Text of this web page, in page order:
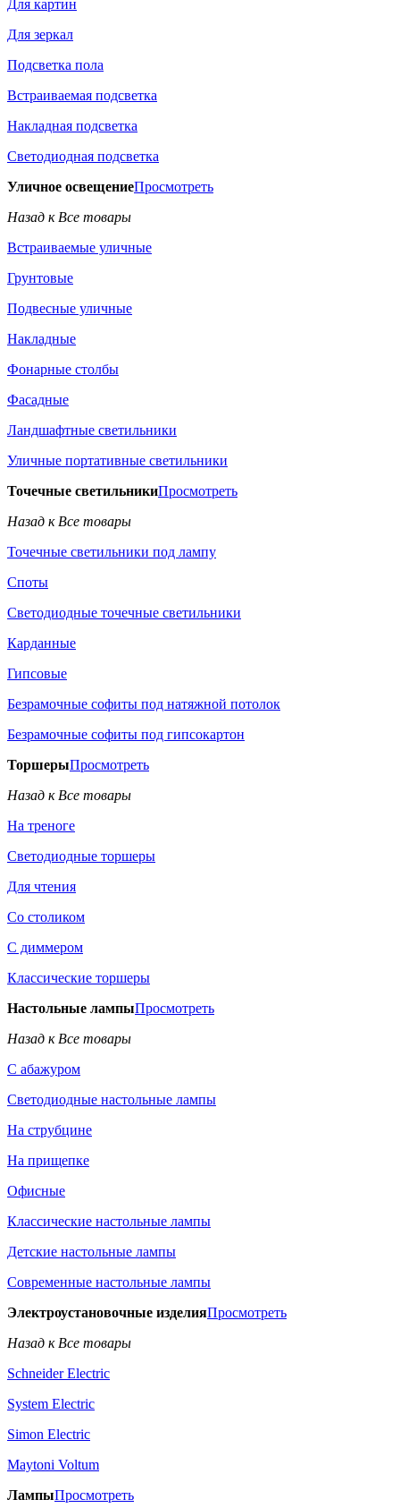
Для картин
Для зеркал
Подсветка пола
Встраиваемая подсветка
Накладная подсветка
Светодиодная подсветка
Уличное освещениеПросмотреть
Назад к Все товары
Встраиваемые уличные
Грунтовые
Подвесные уличные
Накладные
Фонарные столбы
Фасадные
Ландшафтные светильники
Уличные портативные светильники
Точечные светильникиПросмотреть
Назад к Все товары
Точечные светильники под лампу
Споты
Светодиодные точечные светильники
Карданные
Гипсовые
Безрамочные софиты под натяжной потолок
Безрамочные софиты под гипсокартон
ТоршерыПросмотреть
Назад к Все товары
На треноге
Светодиодные торшеры
Для чтения
Со столиком
С диммером
Классические торшеры
Настольные лампыПросмотреть
Назад к Все товары
С абажуром
Светодиодные настольные лампы
На струбцине
На прищепке
Офисные
Классические настольные лампы
Детские настольные лампы
Современные настольные лампы
Электроустановочные изделияПросмотреть
Назад к Все товары
Schneider Electric
System Electric
Simon Electric
Maytoni Voltum
ЛампыПросмотреть